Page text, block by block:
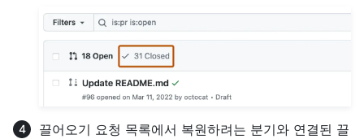
끌어오기 요청 목록에서 복원하려는 분기와 연결된 끌